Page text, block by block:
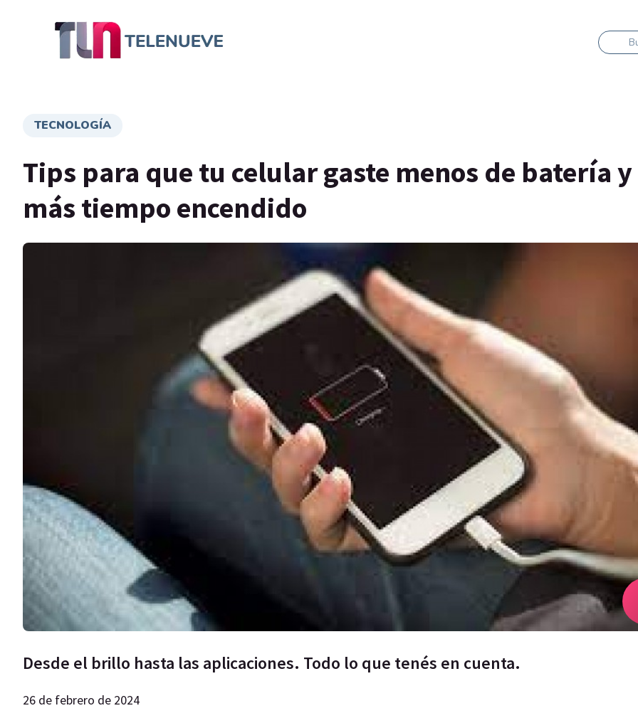
TECNOLOGÍA
Tips para que tu celular gaste menos de batería
más tiempo encendido
Desde el brillo hasta las aplicaciones. Todo lo que tenés en cuenta.
26 de febrero de 2024